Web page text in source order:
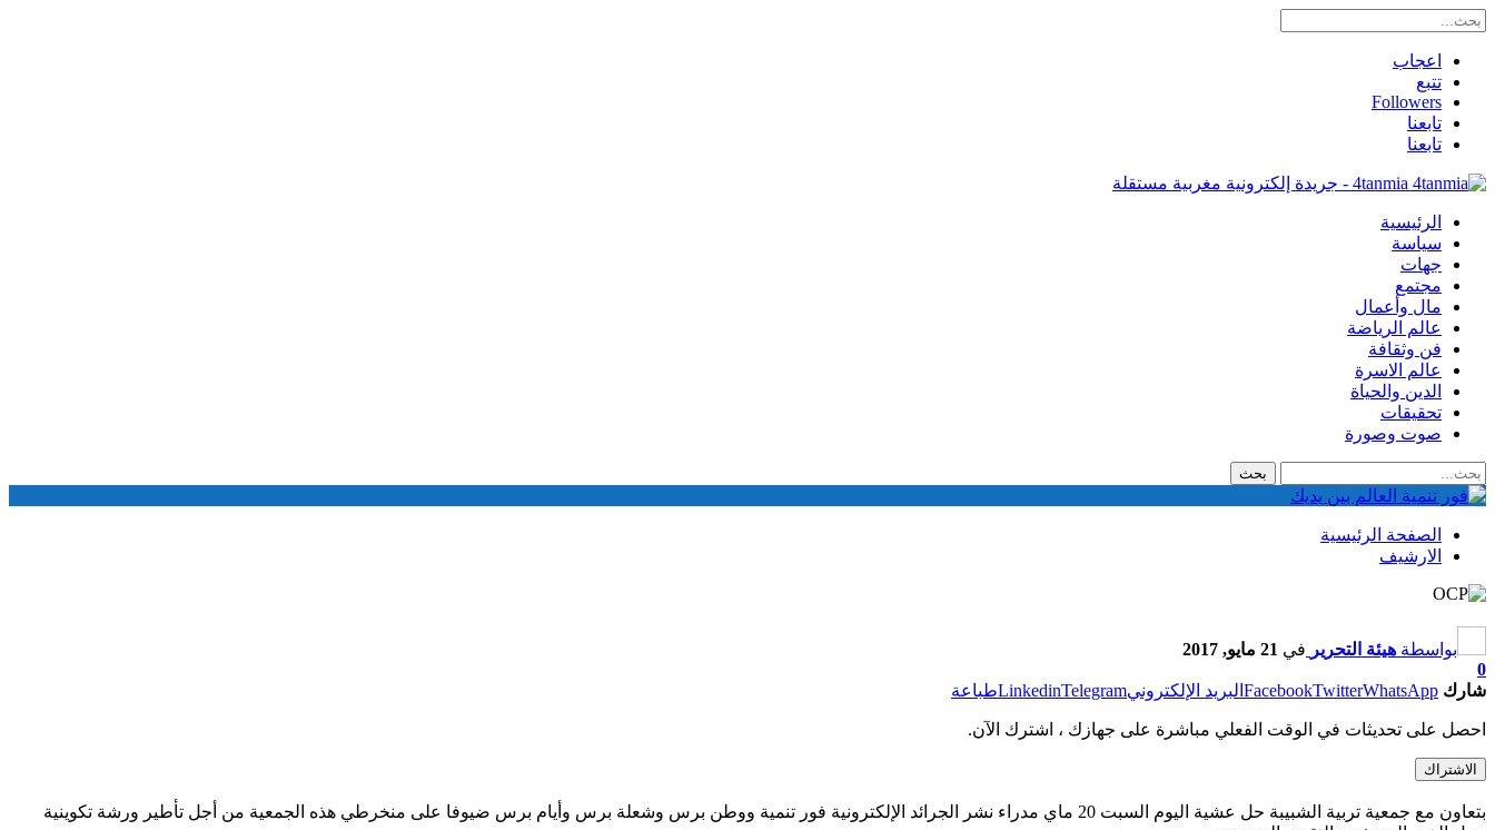
اعجاب
تتبع
Followers
تابعنا
تابعنا
4tanmia - جريدة إلكترونية مغربية مستقلة
الرئيسية
سياسة
جهات
مجتمع
مال وأعمال
عالم الرياضة
فن وثقافة
عالم الاسرة
الدين والحياة
تحقيقات
صوت وصورة
الصفحة الرئيسية
الارشيف
بواسطة هيئة التحرير في 21 مايو, 2017
0
شارك
FacebookTwitterWhatsApp البريد الإلكتروني LinkedinTelegram طباعة
احصل على تحديثات في الوقت الفعلي مباشرة على جهازك ، اشترك الآن.
الاشتراك
بتعاون مع جمعية تربية الشبيبة حل عشية اليوم السبت 20 ماي مدراء نشر الجرائد الإلكترونية فور تنمية ووطن برس وشعلة برس وأيام برس ضيوفا على منخرطي هذه الجمعية من أجل تأطير ورشة تكوينية